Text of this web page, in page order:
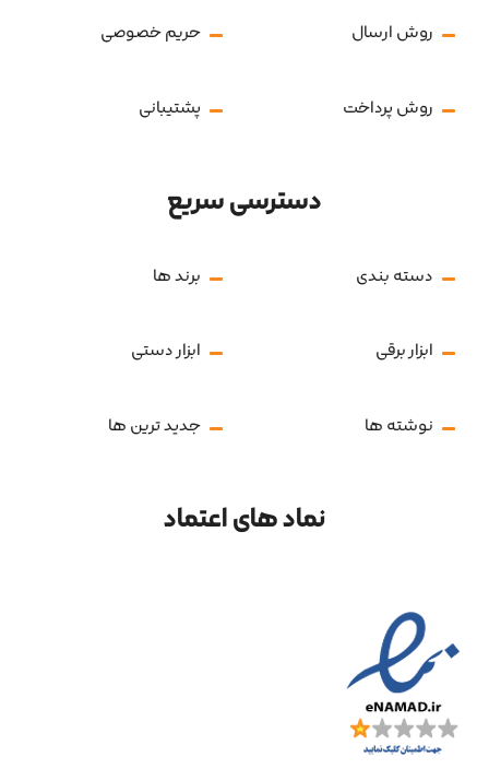
روش ارسال حریم خصوصی
روش پرداخت پشتیبانی
دسترسی سریع
دسته بندی برند ها
ابزار برقی ابزار دستی
نوشته ها جدید ترین ها
نماد های اعتماد